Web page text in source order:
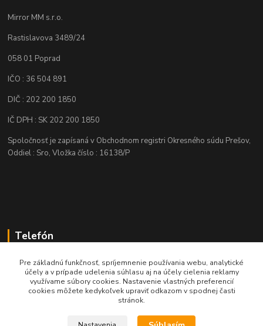
Mirror MM s.r.o.
Rastislavova 3489/24
058 01 Poprad
IČO : 36 504 891
DIČ : 202 200 1850
IČ DPH : SK 202 200 1850
Spoločnosť je zapísaná v Obchodnom registri Okresného súdu Prešov,
Oddiel : Sro, Vložka číslo : 16138/P
Telefón
+421 905 622 625
obchod@nozeplus.sk
Pre základnú funkčnosť, spríjemnenie používania webu, analytické
účely a v prípade udelenia súhlasu aj na účely cielenia reklamy
využívame súbory cookies. Nastavenie vlastných preferencií
cookies môžete kedykoľvek upraviť odkazom v spodnej časti
stránok.